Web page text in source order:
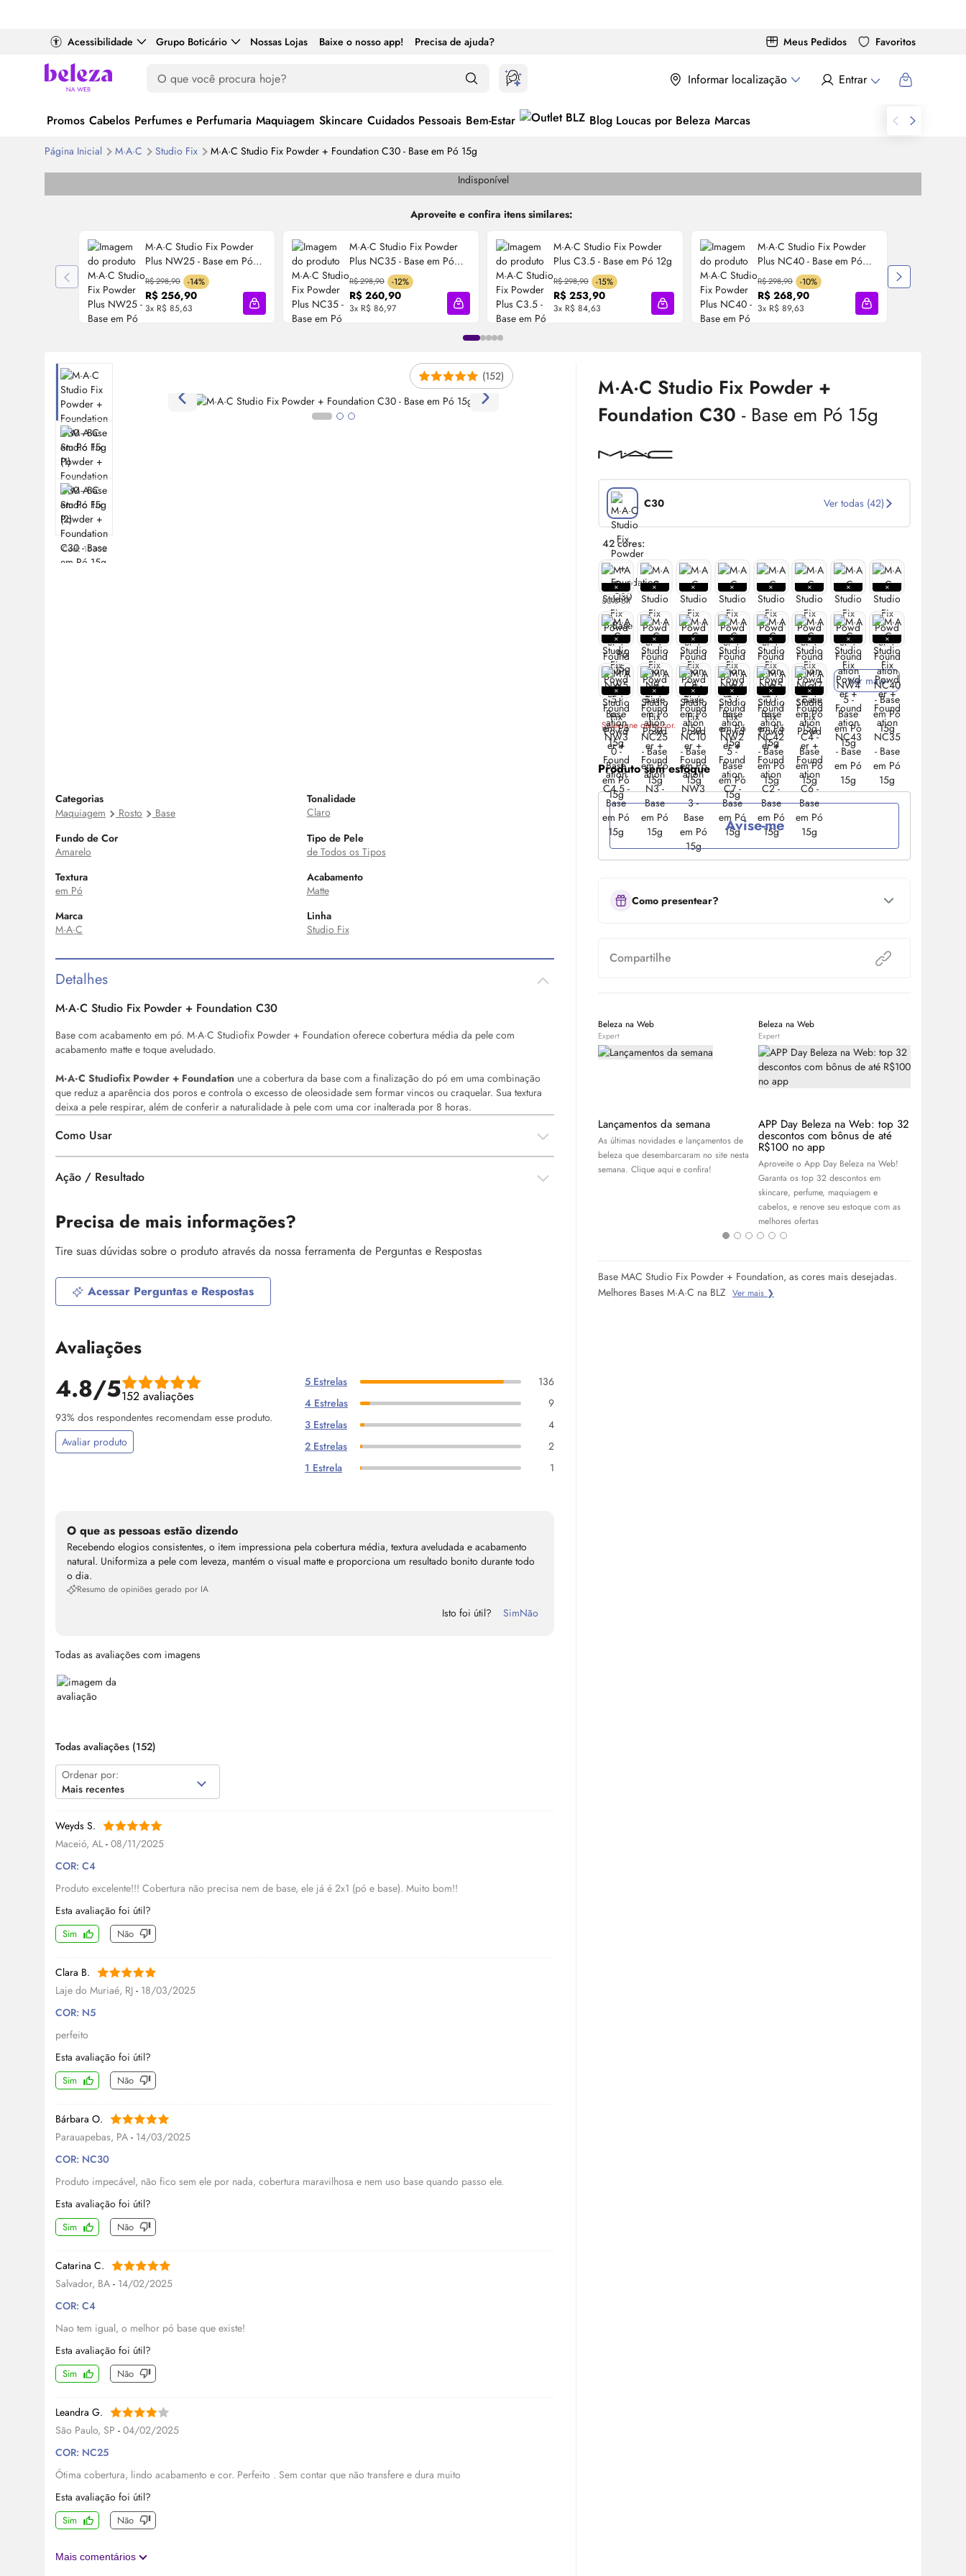
Acessibilidade Grupo Boticário Nossas Lojas Baixe o nosso app! Precisa de ajuda? Meus Pedidos Favoritos
Informar localização Entrar
Promos Cabelos Perfumes e Perfumaria Maquiagem Skincare Cuidados Pessoais Bem-Estar Blog Loucas por Beleza Marcas
Página Inicial M·A·C Studio Fix
M·A·C Studio Fix Powder + Foundation C30 - Base em Pó 15g
Indisponível
Aproveite e confira itens similares:
M·A·C Studio Fix Powder
Plus NW25 - Base em Pó
12g
R$ 298,90 -14%
R$ 256,90
3x R$ 85,63 Adicionar à sacola
M·A·C Studio Fix Powder
Plus NC35 - Base em Pó
12g
R$ 298,90 -12%
R$ 260,90
3x R$ 86,97 Adicionar à sacola
M·A·C Studio Fix Powder
Plus C3.5 - Base em Pó 12g
R$ 298,90 -15%
R$ 253,90
3x R$ 84,63 Adicionar à sacola
M·A·C Studio Fix Powder
Plus NC40 - Base em Pó
12g
R$ 298,90 -10%
R$ 268,90
3x R$ 89,63 Adicionar à sacola
M·A·C Studio Fix Powder +
Foundation C30 - Base em Pó 15g
C30 Ver todas (42)
42 cores:
50% off
Ver mais
Selecione outra cor.
Produto sem estoque
Avise-me
Como presentear?
Compartilhe
Beleza na Web
Expert
Lançamentos da semana
As últimas novidades e lançamentos de
beleza que desembarcaram no site nesta
semana. Clique aqui e confira!
Beleza na Web
Expert
APP Day Beleza na Web: top 32
descontos com bônus de até
R$100 no app
Aproveite o App Day Beleza na Web!
Garanta os top 32 descontos em
skincare, perfume, maquiagem e
cabelos, e renove seu estoque com as
melhores ofertas
Base MAC Studio Fix Powder + Foundation, as cores mais desejadas.
Melhores Bases M·A·C na BLZ Ver mais ❯
(152)
Cod:18302
Categorias
Maquiagem
Rosto Base
Tonalidade
Claro
Fundo de Cor
Amarelo
Tipo de Pele
de Todos os Tipos
Textura
em Pó
Acabamento
Matte
Marca
M·A·C
Linha
Studio Fix
Detalhes
M·A·C Studio Fix Powder + Foundation C30
Base com acabamento em pó. M·A·C Studiofix Powder + Foundation oferece cobertura média da pele com
acabamento matte e toque aveludado.
M·A·C Studiofix Powder + Foundation une a cobertura da base com a finalização do pó em uma combinação
que reduz a aparência dos poros e controla o excesso de oleosidade sem formar vincos ou craquelar. Sua textura
deixa a pele respirar, além de conferir a naturalidade à pele com uma cor inalterada por 8 horas.
Como Usar
Ação / Resultado
Precisa de mais informações?
Tire suas dúvidas sobre o produto através da nossa ferramenta de Perguntas e Respostas
Acessar Perguntas e Respostas
Avaliações
4.8/5152 avaliações
93% dos respondentes recomendam esse produto.
Avaliar produto
5 Estrelas
136
4 Estrelas
9
3 Estrelas
4
2 Estrelas
2
1 Estrela
1
O que as pessoas estão dizendo
Recebendo elogios consistentes, o item impressiona pela cobertura média, textura aveludada e acabamento
natural. Uniformiza a pele com leveza, mantém o visual matte e proporciona um resultado bonito durante todo
o dia.
Resumo de opiniões gerado por IA
Isto foi útil? SimNão
Todas as avaliações com imagens
Todas avaliações (152)
Ordenar por:
Mais recentes
Weyds S.
Maceió, AL - 08/11/2025
COR: C4
Produto excelente!!! Cobertura não precisa nem de base, ele já é 2x1 (pó e base). Muito bom!!
Esta avaliação foi útil?
Sim Não
Clara B.
Laje do Muriaé, RJ - 18/03/2025
COR: N5
perfeito
Esta avaliação foi útil?
Sim Não
Bárbara O.
Parauapebas, PA - 14/03/2025
COR: NC30
Produto impecável, não fico sem ele por nada, cobertura maravilhosa e nem uso base quando passo ele.
Esta avaliação foi útil?
Sim Não
Catarina C.
Salvador, BA - 14/02/2025
COR: C4
Nao tem igual, o melhor pó base que existe!
Esta avaliação foi útil?
Sim Não
Leandra G.
São Paulo, SP - 04/02/2025
COR: NC25
Ótima cobertura, lindo acabamento e cor. Perfeito . Sem contar que não transfere e dura muito
Esta avaliação foi útil?
Sim Não
Mais comentários